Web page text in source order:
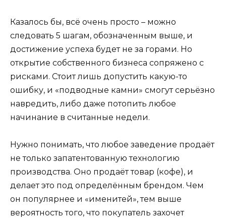
Казалось бы, всё очень просто – можно
следовать 5 шагам, обозначенным выше, и
достижение успеха будет не за горами. Но
открытие собственного бизнеса сопряжено с
рисками. Стоит лишь допустить какую-то
ошибку, и «подводные камни» смогут серьёзно
навредить, либо даже потопить любое
начинание в считанные недели.
Нужно понимать, что любое заведение продаёт
не только запатентованную технологию
производства. Оно продаёт товар (кофе), и
делает это под определённым брендом. Чем
он популярнее и «именитей», тем выше
вероятность того, что покупатель захочет